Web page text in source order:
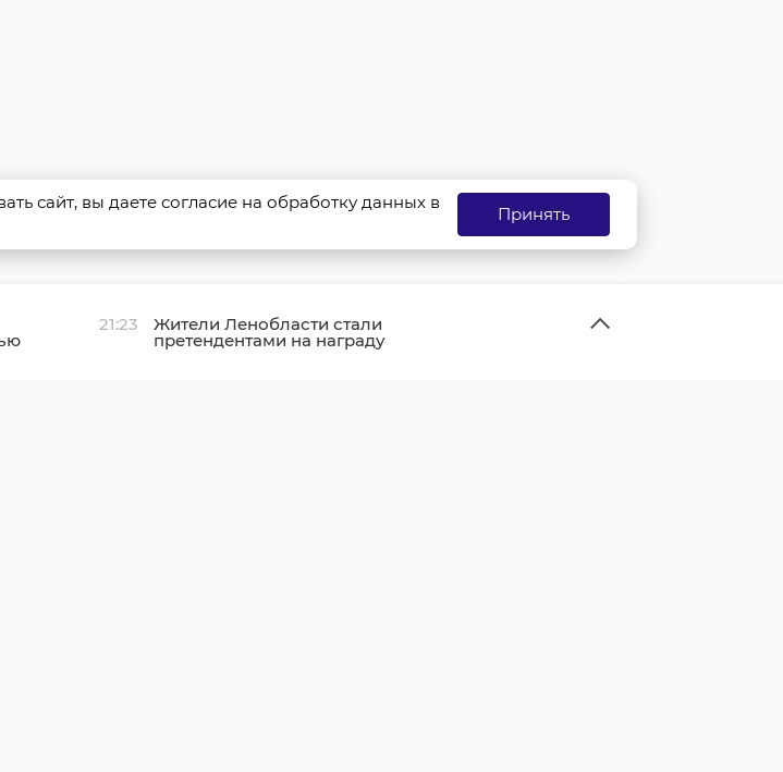
21:23 Жители Ленобласти стали
претендентами на награду
"Знание.Премия"
сайт, вы даете согласие на обработку данных в
Принять